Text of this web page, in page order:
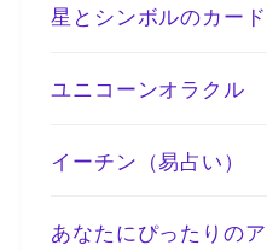
星とシンボルのカード
ユニコーンオラクル
イーチン（易占い）
あなたにぴったりの